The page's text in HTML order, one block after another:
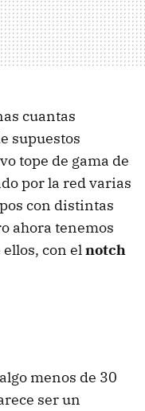
cuantas
supuestos
tope de gama de
por la red varias
con distintas
ahora tenemos
con elnotch
menos de 30
ser un